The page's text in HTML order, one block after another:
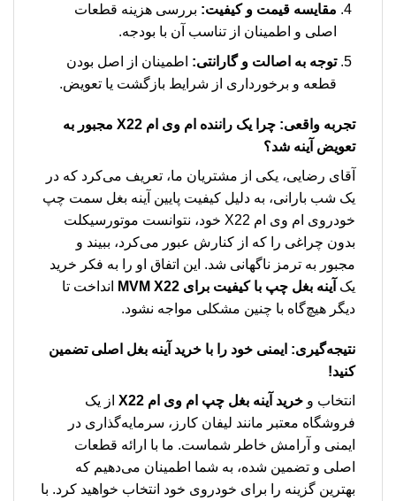
مقایسه قیمت و کیفیت: بررسی هزینه قطعات
اصلی و اطمینان از تناسب آن با بودجه.
توجه به اصالت و گارانتی: اطمینان از اصل بودن
قطعه و برخورداری از شرایط بازگشت یا تعویض.
تجربه واقعی: چرا یک راننده ام وی ام X22 مجبور به
تعویض آینه شد؟
آقای رضایی، یکی از مشتریان ما، تعریف می‌کرد که در
یک شب بارانی، به دلیل کیفیت پایین آینه بغل سمت چپ
خودروی ام وی ام X22 خود، نتوانست موتورسیکلت
بدون چراغی را که از کنارش عبور می‌کرد، ببیند و
مجبور به ترمز ناگهانی شد. این اتفاق او را به فکر خرید
یک آینه بغل چپ با کیفیت برای MVM X22
انداخت تا
دیگر هیچ‌گاه با چنین مشکلی مواجه نشود.
نتیجه‌گیری: ایمنی خود را با خرید آینه بغل اصلی تضمین
کنید!
انتخاب و خرید آینه بغل چپ ام وی ام X22
از یک
فروشگاه معتبر مانند لیفان کارز، سرمایه‌گذاری در
ایمنی و آرامش خاطر شماست. ما با ارائه قطعات
اصلی و تضمین شده، به شما اطمینان می‌دهیم که
بهترین گزینه را برای خودروی خود انتخاب خواهید کرد. با